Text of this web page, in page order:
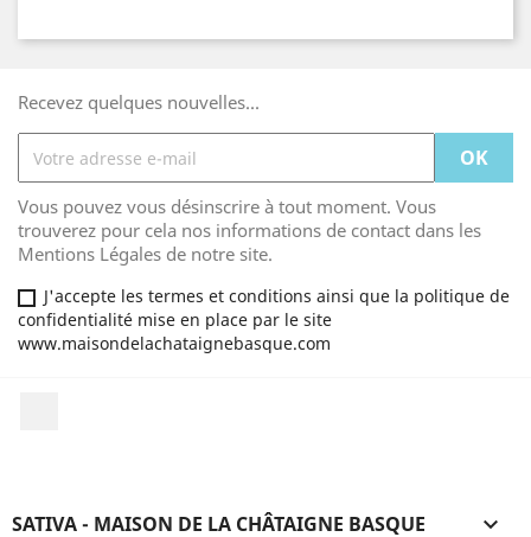
Recevez quelques nouvelles...
Vous pouvez vous désinscrire à tout moment. Vous
trouverez pour cela nos informations de contact dans les
Mentions Légales de notre site.
J'accepte les termes et conditions ainsi que la politique de
confidentialité mise en place par le site
www.maisondelachataignebasque.com
SATIVA - MAISON DE LA CHÂTAIGNE BASQUE 